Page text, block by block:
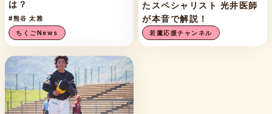
は？
#熊谷 太雅
ちくごNews
たスペシャリスト 光井医師
が本音で解説！
若鷹応援チャンネル